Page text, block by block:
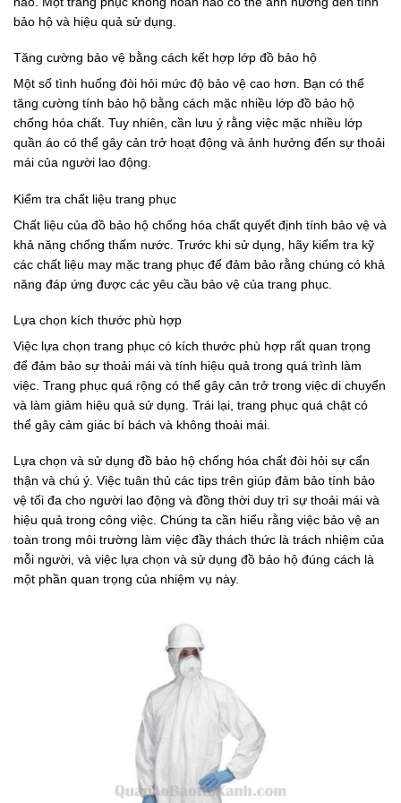
bảo hộ và hiệu quả sử dụng.
Tăng cường bảo vệ bằng cách kết hợp lớp đồ bảo hộ
Một số tình huống đòi hỏi mức độ bảo vệ cao hơn. Bạn có thể
tăng cường tính bảo hộ bằng cách mặc nhiều lớp đồ bảo hộ
chống hóa chất. Tuy nhiên, cần lưu ý rằng việc mặc nhiều lớp
quần áo có thể gây cản trở hoạt động và ảnh hưởng đến sự thoải
mái của người lao động.
Kiểm tra chất liệu trang phục
Chất liệu của đồ bảo hộ chống hóa chất quyết định tính bảo vệ và
khả năng chống thấm nước. Trước khi sử dụng, hãy kiểm tra kỹ
các chất liệu may mặc trang phục để đảm bảo rằng chúng có khả
năng đáp ứng được các yêu cầu bảo vệ của trang phục.
Lựa chọn kích thước phù hợp
Việc lựa chọn trang phục có kích thước phù hợp rất quan trọng
để đảm bảo sự thoải mái và tính hiệu quả trong quá trình làm
việc. Trang phục quá rộng có thể gây cản trở trong việc di chuyển
và làm giảm hiệu quả sử dụng. Trái lại, trang phục quá chật có
thể gây cảm giác bí bách và không thoải mái.
Lựa chọn và sử dụng đồ bảo hộ chống hóa chất đòi hỏi sự cẩn
thận và chú ý. Việc tuân thủ các tips trên giúp đảm bảo tính bảo
vệ tối đa cho người lao động và đồng thời duy trì sự thoải mái và
hiệu quả trong công việc. Chúng ta cần hiểu rằng việc bảo vệ an
toàn trong môi trường làm việc đầy thách thức là trách nhiệm của
mỗi người, và việc lựa chọn và sử dụng đồ bảo hộ đúng cách là
một phần quan trọng của nhiệm vụ này.